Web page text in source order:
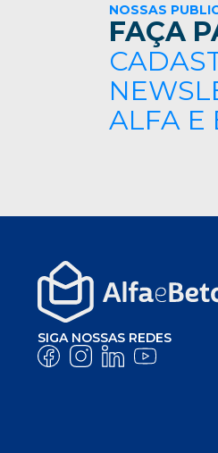
NOSSAS
FAÇA
ALFA E
SIGA NOSSAS REDES